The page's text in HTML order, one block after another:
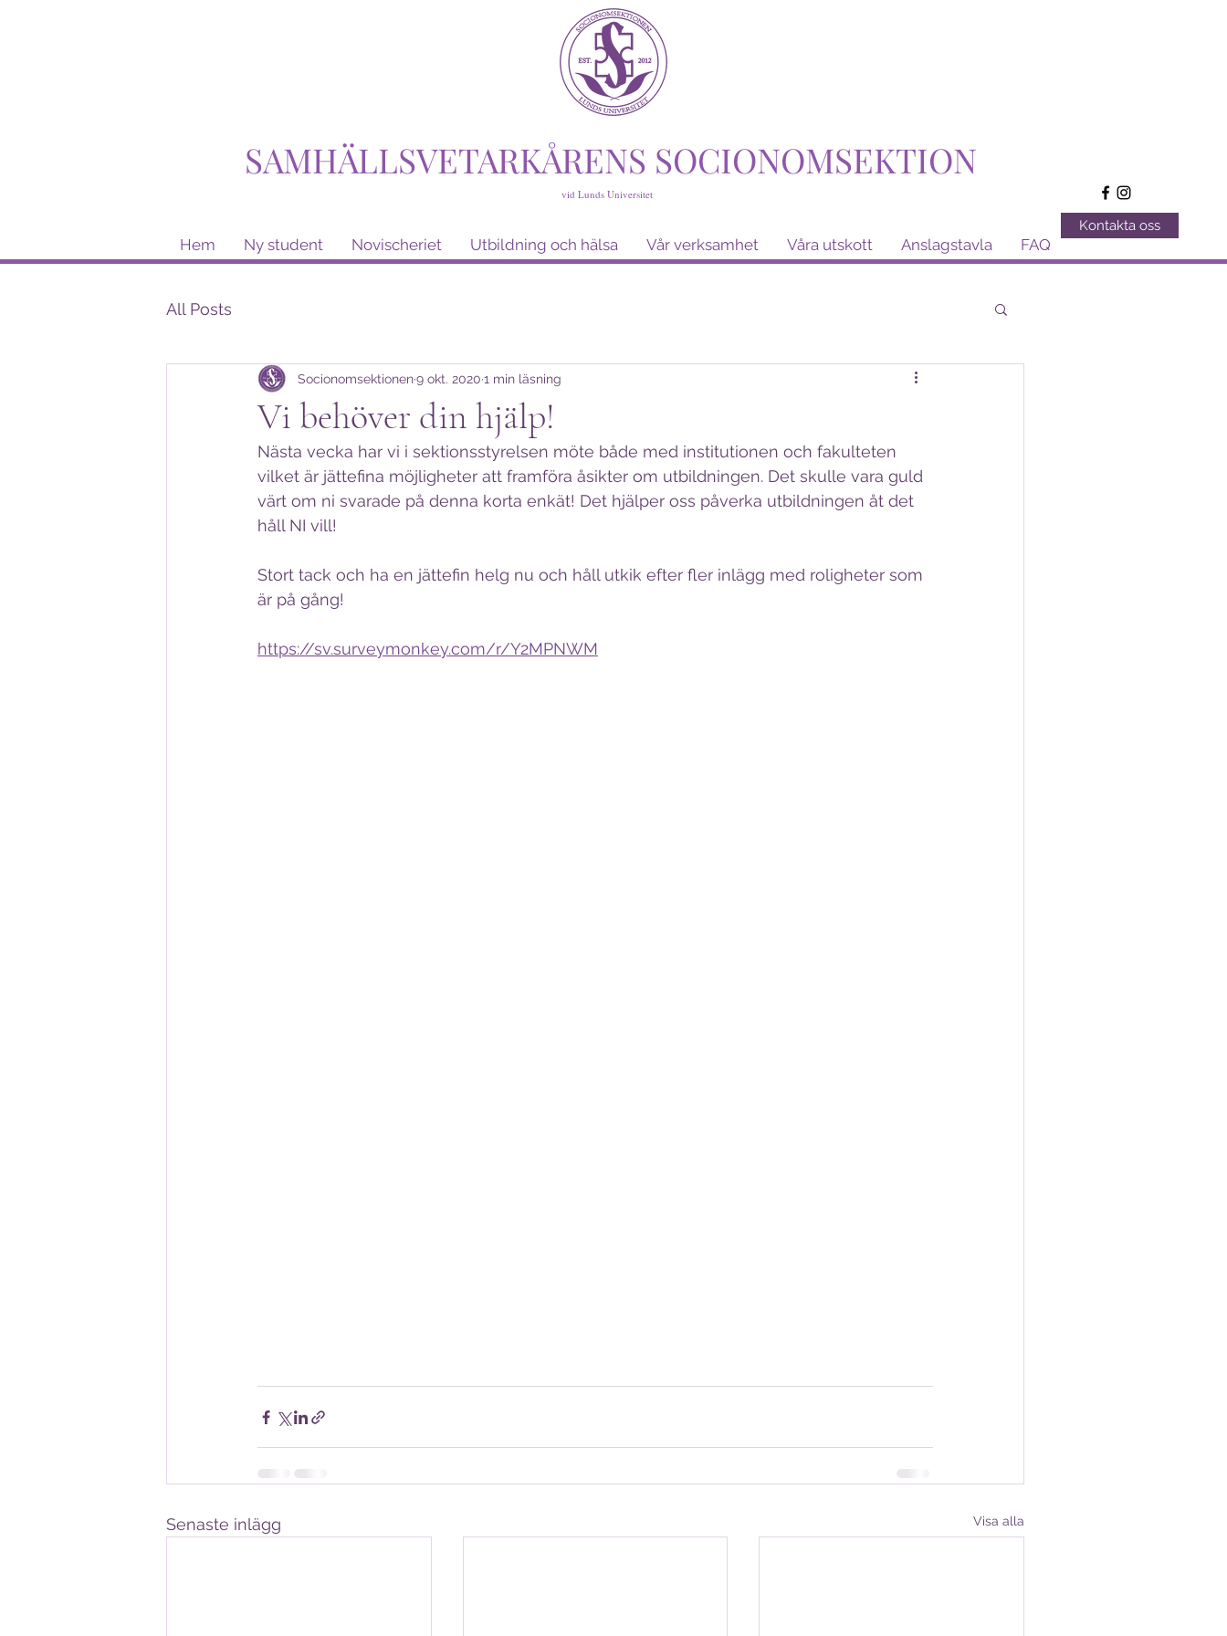
SAMHÄLLSVETARKÅRENS SOCIONOMSEKTION
vid Lunds Universitet
Hem Ny student Novischeriet Utbildning och hälsa Vår verksamhet Våra utskott Anslagstavla FAQ
Kontakta oss
All Posts
Vi behöver din hjälp!
Socionomsektionen9 okt. 2020 1 min läsning
Nästa vecka har vi i sektionsstyrelsen möte både med institutionen och fakulteten
vilket är jättefina möjligheter att framföra åsikter om utbildningen. Det skulle vara guld
värt om ni svarade på denna korta enkät! Det hjälper oss påverka utbildningen åt det
håll NI vill!
Stort tack och ha en jättefin helg nu och håll utkik efter fler inlägg med roligheter som
är på gång!
https://sv.surveymonkey.com/r/Y2MPNWM
Senaste inlägg Visa alla